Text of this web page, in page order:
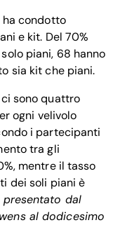
ha condotto
e kit. Del 70%
piani, 68 hanno
sia kit che piani.
sono quattro
ogni velivolo
i partecipanti
tra gli
mentre il tasso
dei soli piani è
presentato dal
al dodicesimo